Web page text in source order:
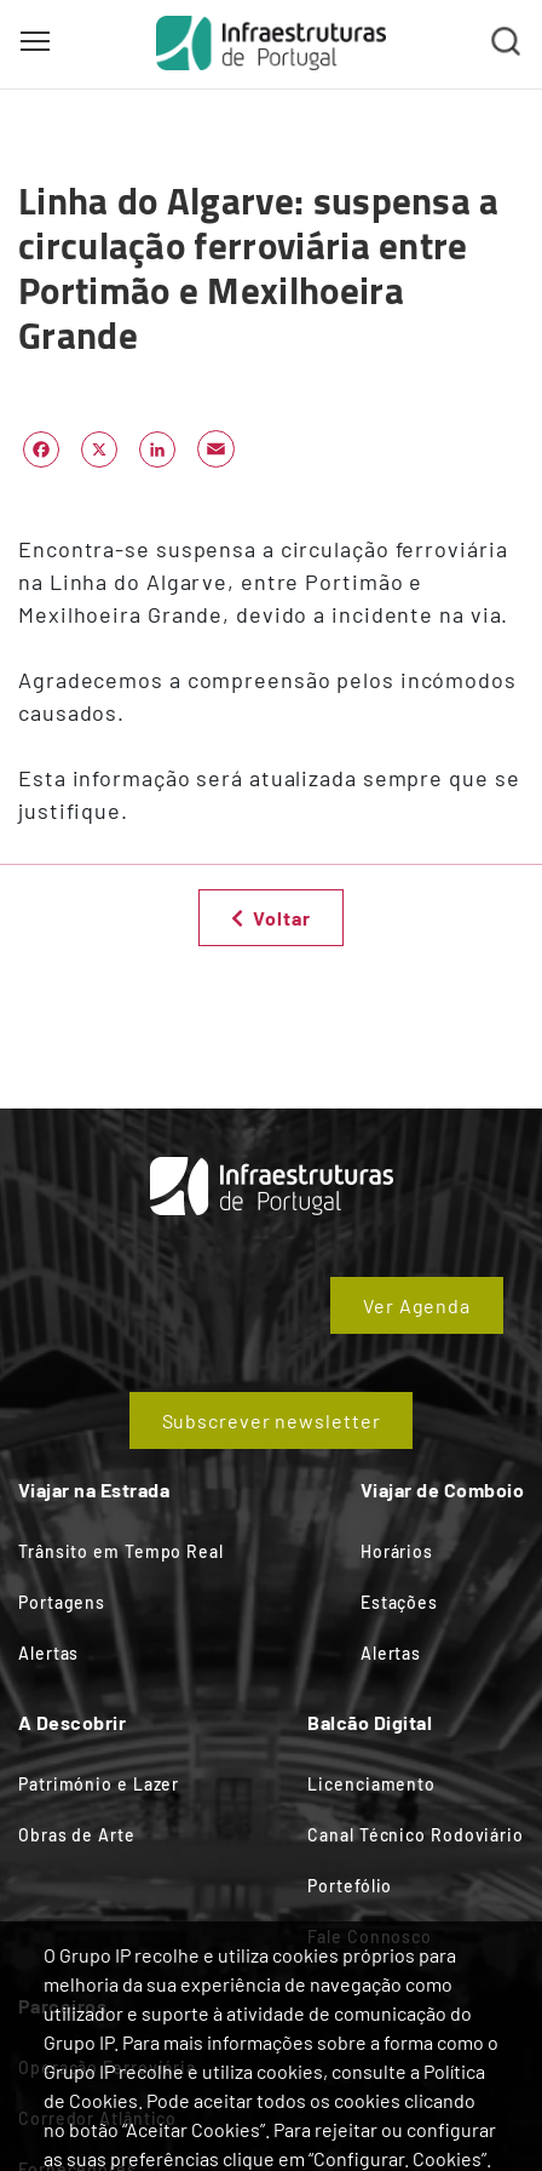
main
content
Toggle main menu visibility
Linha do Algarve: suspensa a
circulação ferroviária entre
Portimão e Mexilhoeira
Grande
Facebook
X LinkedIn
Encontra-se suspensa a circulação ferroviária
na Linha do Algarve, entre Portimão e
Mexilhoeira Grande, devido a incidente na via.
Agradecemos a compreensão pelos incómodos
causados.
Esta informação será atualizada sempre que se
justifique.
Voltar
O Grupo IP recolhe e utiliza cookies próprios para
melhoria da sua experiência de navegação como
utilizador e suporte à atividade de comunicação do
Grupo IP. Para mais informações sobre a forma como o
Grupo IP recolhe e utiliza cookies, consulte a Política
de Cookies. Pode aceitar todos os cookies clicando
no botão “Aceitar Cookies”. Para rejeitar ou configurar
as suas preferências clique em “Configurar. Cookies”.
Ver Agenda
Subscrever newsletter
Viajar na Estrada
Trânsito em Tempo Real
Portagens
Alertas
Viajar de Comboio
Horários
Estações
Alertas
A Descobrir
Património e Lazer
Obras de Arte
Balcão Digital
Licenciamento
Canal Técnico Rodoviário
Portefólio
Fale Connosco
Parceiros
Operação Ferroviária
Corredor Atlântico